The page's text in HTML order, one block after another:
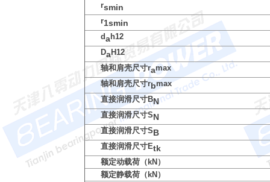
rsmin
r1smin
dah12
DaH12
轴和肩壳尺寸ramax
轴和肩壳尺寸rbmax
直接润滑尺寸BN
直接润滑尺寸SN
直接润滑尺寸SB
直接润滑尺寸Etk
额定动载荷（kN）
额定静载荷（kN）